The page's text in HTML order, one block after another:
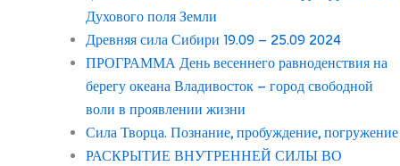
Духового поля Земли
Древняя сила Сибири 19.09 – 25.09 2024
ПРОГРАММА День весеннего равноденствия на
берегу океана Владивосток – город свободной
воли в проявлении жизни
Сила Творца. Познание, пробуждение, погружение
РАСКРЫТИЕ ВНУТРЕННЕЙ СИЛЫ ВО